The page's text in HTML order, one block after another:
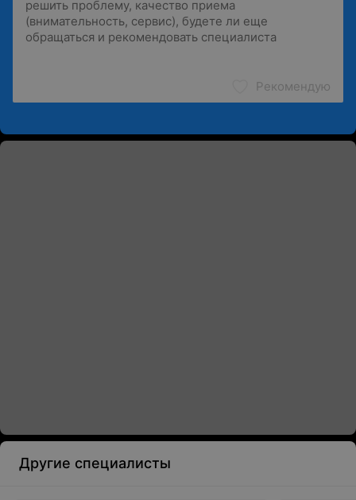
Рекомендую
Другие специалисты